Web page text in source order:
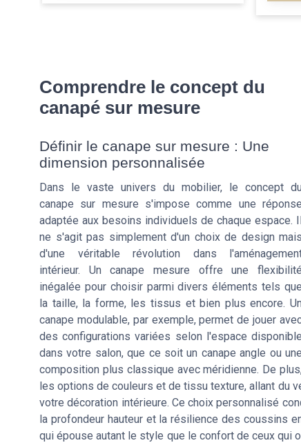
Comprendre le concept du
canapé sur mesure
Définir le canape sur mesure : Une
dimension personnalisée
Dans le vaste univers du mobilier, le concept du
canape sur mesure s'impose comme une réponse
adaptée aux besoins individuels de chaque espace.
ne s'agit pas simplement d'un choix de design mais
d'une véritable révolution dans
intérieur. Un canape mesure offre une flexibilité
inégalée pour choisir parmi divers éléments tels que
la taille, la forme, les tissus et bien plus encore. Un
canape modulable, par exemple, permet de jouer
des configurations variées selon l'espace disponible
dans votre salon, que ce soit un canape angle ou une
composition plus classique avec méridienne. De
les options de couleurs et de tissu texture, allant du
votre décoration intérieure. Ce choix personnalisé
la profondeur hauteur et la résilience des coussins
qui épouse autant le style que le confort de ceux qui